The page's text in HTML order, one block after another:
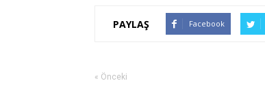
PAYLAŞ Facebook
« Önceki